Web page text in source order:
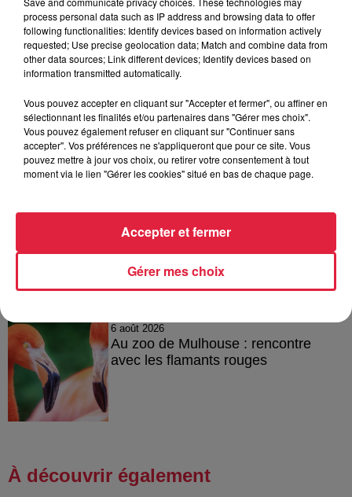
A lire aussi
6 août 2026
À Hoerdt, de l’eau brune sort des
robinets
Tags antisémites à Strasbourg :
Catherine Trautmann réagit
6 août 2026
Au zoo de Mulhouse : rencontre
avec les flamants rouges
À découvrir également
process personal data such as IP address and browsing data to offer
following functionalities: Identify devices based on information actively
requested; Use precise geolocation data; Match and combine data from
other data sources; Link different devices; Identify devices based on
information transmitted automatically.
Vous pouvez accepter en cliquant sur "Accepter et fermer", ou affiner en
sélectionnant les finalités et/ou partenaires dans "Gérer mes choix".
Vous pouvez également refuser en cliquant sur "Continuer sans
accepter". Vos préférences ne s'appliqueront que pour ce site. Vous
pouvez mettre à jour vos choix, ou retirer votre consentement à tout
moment via le lien "Gérer les cookies" situé en bas de chaque page.
Gérer mes choix
Accepter et fermer